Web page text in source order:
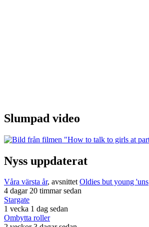
Slumpad video
Nyss uppdaterat
Våra värsta år, avsnittetOldies but young 'uns
4 dagar 20 timmar sedan
Stargate
1 vecka 1 dag sedan
Ombytta roller